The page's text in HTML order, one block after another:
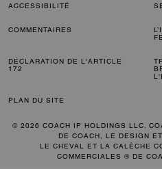
ACCESSIBILITÉ
COMMENTAIRES
DÉCLARATION DE L'ARTICLE
172
PLAN DU SITE
© 2026 COACH IP HOLDINGS LLC.
DE COACH, LE DESIGN ET
LE CHEVAL ET LA CALÈCHE
COMMERCIALES ® DE